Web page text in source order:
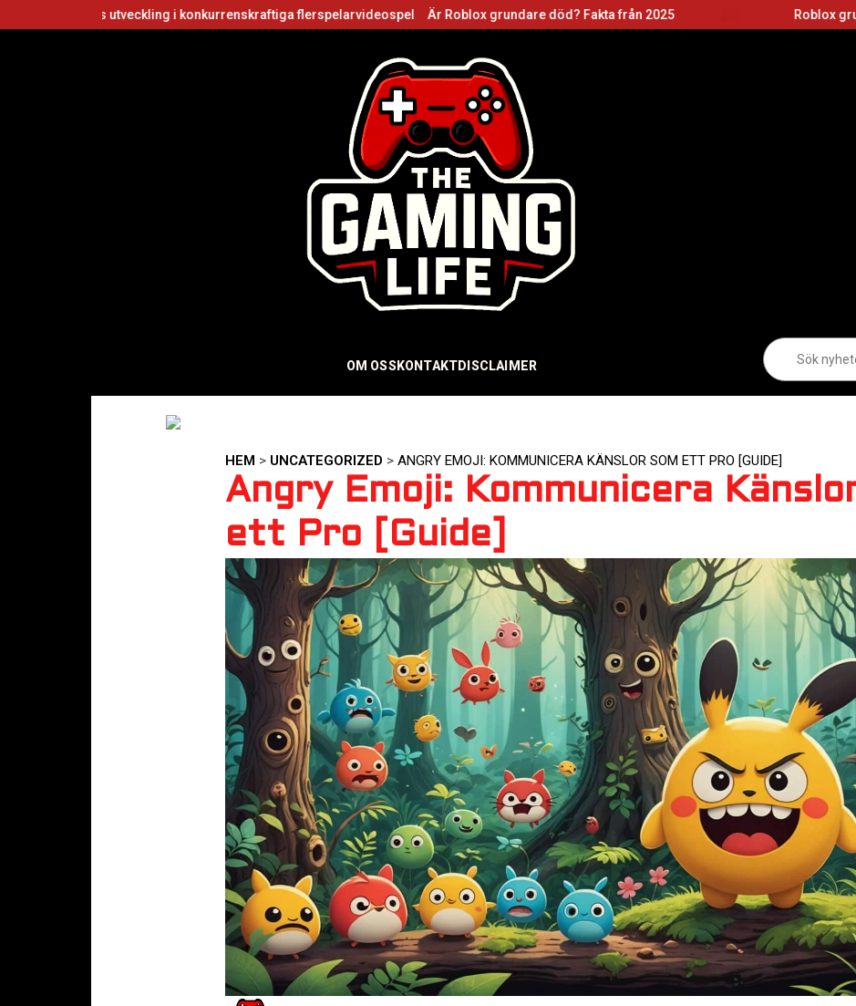
utveckling i konkurrenskraftiga flerspelarvideospel Är Roblox grundare död? Fakta från 2025 Roblox grundare:
OM OSS KONTAKTDISCLAIMER
efter:
HEM > UNCATEGORIZED > ANGRY EMOJI: KOMMUNICERA KÄNSLOR SOM ETT PRO [GUIDE]
Angry Emoji: Kommunicera
ett Pro [Guide]